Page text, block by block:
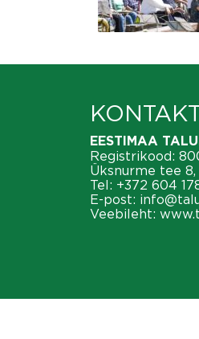
EESTIMAA
Registrikood:
Üksnurme tee 8,
Tel: +372 604
E-post:
Veebileht: